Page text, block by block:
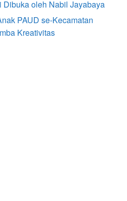
Dibuka oleh Nabil Jayabaya
PAUD se-Kecamatan
Kreativitas